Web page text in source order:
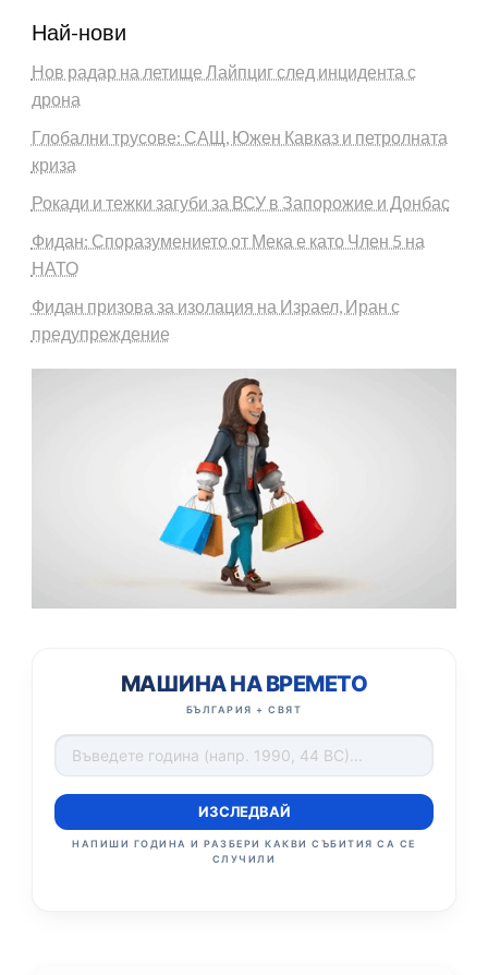
Най-нови
Нов радар на летище Лайпциг след инцидента с
дрона
Глобални трусове: САЩ, Южен Кавказ и петролната
криза
Рокади и тежки загуби за ВСУ в Запорожие и Донбас
Фидан: Споразумението от Мека е като Член 5 на
НАТО
Фидан призова за изолация на Израел, Иран с
предупреждение
МАШИНА НА ВРЕМЕТО
БЪЛГАРИЯ + СВЯТ
ИЗСЛЕДВАЙ
НАПИШИ ГОДИНА И РАЗБЕРИ КАКВИ СЪБИТИЯ СА СЕ
СЛУЧИЛИ